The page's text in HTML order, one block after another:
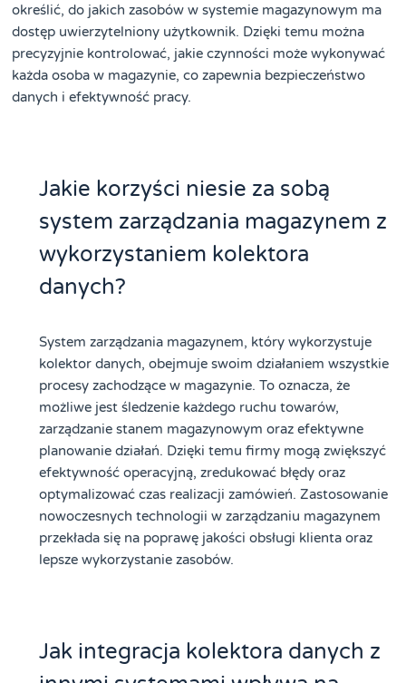
określić, do jakich zasobów w systemie magazynowym ma
dostęp uwierzytelniony użytkownik. Dzięki temu można
precyzyjnie kontrolować, jakie czynności może wykonywać
każda osoba w magazynie, co zapewnia bezpieczeństwo
danych i efektywność pracy.
Jakie korzyści niesie za sobą
system zarządzania magazynem z
wykorzystaniem kolektora
danych?
System zarządzania magazynem, który wykorzystuje
kolektor danych, obejmuje swoim działaniem wszystkie
procesy zachodzące w magazynie. To oznacza, że
możliwe jest śledzenie każdego ruchu towarów,
zarządzanie stanem magazynowym oraz efektywne
planowanie działań. Dzięki temu firmy mogą zwiększyć
efektywność operacyjną, zredukować błędy oraz
optymalizować czas realizacji zamówień. Zastosowanie
nowoczesnych technologii w zarządzaniu magazynem
przekłada się na poprawę jakości obsługi klienta oraz
lepsze wykorzystanie zasobów.
Jak integracja kolektora danych z